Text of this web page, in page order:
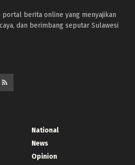
portal berita online yang menyajikan
dan berimbang seputar Sulawesi
National
News
Opinion